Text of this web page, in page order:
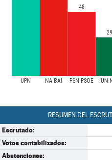
UPN NA-BAI PSN-PSOE IUN-
48
29
RESUMEN DEL
Escrutado:
Votos contabilizados:
Abstenciones: